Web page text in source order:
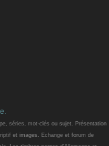
séries, mot-clés ou sujet. Présentation
et images. Echange et forum de